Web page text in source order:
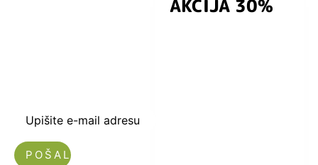
Upišite e-mail adresu
AKCIJA 30%